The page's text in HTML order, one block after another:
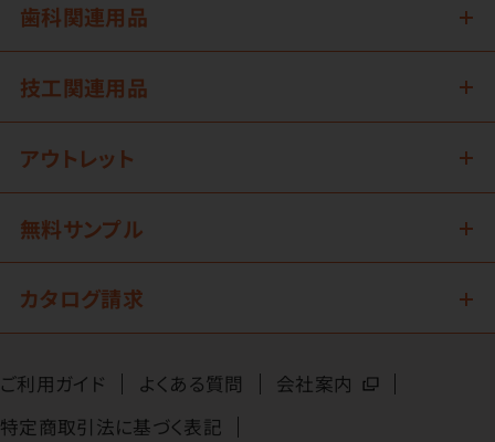
歯科関連用品
技工関連用品
アウトレット
無料サンプル
カタログ請求
ご利用ガイド よくある質問
会社案内
特定商取引法に基づく表記